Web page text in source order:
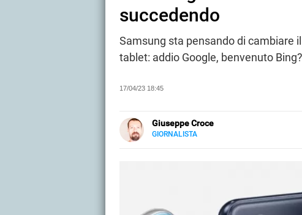
succedendo
Samsung sta pensando di cambiare
tablet: addio Google, benvenuto Bing?
17/04/23 18:45
Giuseppe Croce
GIORNALISTA